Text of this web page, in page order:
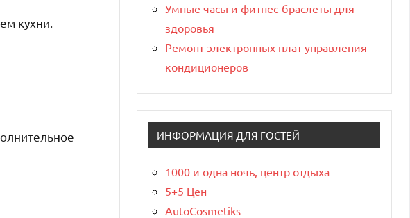
кухни.
Умные часы и фитнес-браслеты для
здоровья
Ремонт электронных плат управления
кондиционеров
ИНФОРМАЦИЯ ДЛЯ ГОСТЕЙ
1000 и одна ночь, центр отдыха
5+5 Цен
AutoCosmetiks